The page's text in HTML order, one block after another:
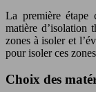
La première étape
matière d’isolation
zones à isoler et
pour isoler ces
Choix des